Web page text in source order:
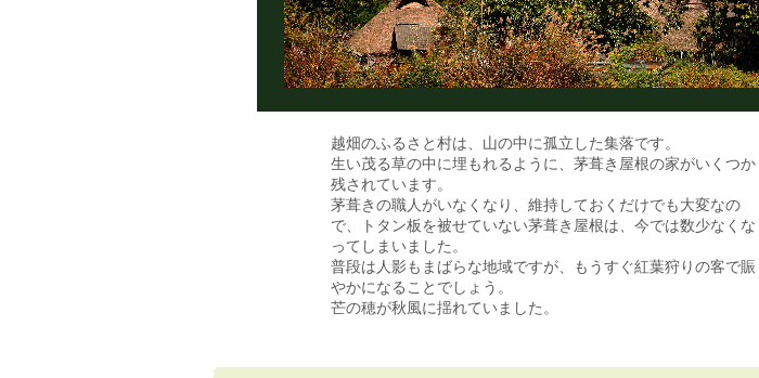
越畑のふるさと村は、山の中に孤立した集落です。
生い茂る草の中に埋もれるように、茅葺き屋根の家がいくつか
残されています。
茅葺きの職人がいなくなり、維持しておくだけでも大変なの
で、トタン板を被せていない茅葺き屋根は、今では数少なくな
ってしまいました。
普段は人影もまばらな地域ですが、もうすぐ紅葉狩りの客で賑
やかになることでしょう。
芒の穂が秋風に揺れていました。